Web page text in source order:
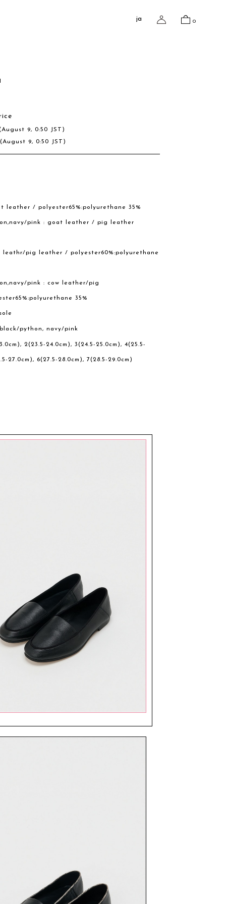
ja 0
9, 0:50 JST)
(August 9, 0:50 JST)
leather / polyester65%:polyurethane 35%
pink : goat leather / pig leather
leathr/pig leather / polyester60%:polyurethane
pink : cow leather/pig
35%
python, navy/pink
2(23.5-24.0cm), 3(24.5-25.0cm), 4(25.5-
27.0cm), 6(27.5-28.0cm), 7(28.5-29.0cm)